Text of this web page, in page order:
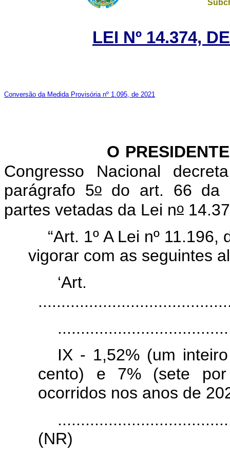
LEI Nº 14.374,
Conversão da Medida Provisória nº 1.095, de 2021
O
Congresso Nacional
parágrafo 5odo art. 66 da
partes vetadas da Lei no
“Art. 1º A Lei nº
vigorar com as seguintes
IX - 1,52% (um
cento) e 7% (sete
ocorridos nos anos de
(NR)